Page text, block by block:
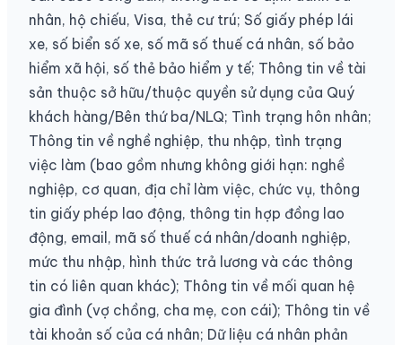
nhân, hộ chiếu, Visa, thẻ cư trú; Số giấy phép lái
xe, số biển số xe, số mã số thuế cá nhân, số bảo
hiểm xã hội, số thẻ bảo hiểm y tế; Thông tin về tài
sản thuộc sở hữu/thuộc quyền sử dụng của Quý
khách hàng/Bên thứ ba/NLQ; Tình trạng hôn nhân;
Thông tin về nghề nghiệp, thu nhập, tình trạng
việc làm (bao gồm nhưng không giới hạn: nghề
nghiệp, cơ quan, địa chỉ làm việc, chức vụ, thông
tin giấy phép lao động, thông tin hợp đồng lao
động, email, mã số thuế cá nhân/doanh nghiệp,
mức thu nhập, hình thức trả lương và các thông
tin có liên quan khác); Thông tin về mối quan hệ
gia đình (vợ chồng, cha mẹ, con cái); Thông tin về
tài khoản số của cá nhân; Dữ liệu cá nhân phản